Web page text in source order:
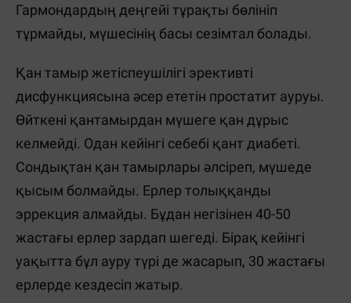
Гармондардың деңгейі тұрақты бөлініп
тұрмайды, мүшесінің басы сезімтал болады.
Қан тамыр жетіспеушілігі эрективті
дисфункциясына әсер ететін простатит ауруы.
Өйткені қантамырдан мүшеге қан дұрыс
келмейді. Одан кейінгі себебі қант диабеті.
Сондықтан қан тамырлары әлсіреп, мүшеде
қысым болмайды. Ерлер толыққанды
эррекция алмайды. Бұдан негізінен 40-50
жастағы ерлер зардап шегеді. Бірақ кейінгі
уақытта бұл ауру түрі де жасарып, 30 жастағы
ерлерде кездесіп жатыр.